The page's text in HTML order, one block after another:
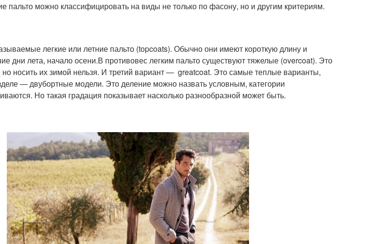
пальто можно классифицировать на виды не только по фасону, но и другим критериям.
легкие или летние пальто (topcoats). Обычно они имеют короткую длину и
дни лета, начало осени.В противовес легким пальто существуют тяжелые (overcoat). Это
носить их зимой нельзя. И третий вариант — greatcoat. Это самые теплые варианты,
— двубортные модели. Это деление можно назвать условным, категории
Но такая градация показывает насколько разнообразной может быть.